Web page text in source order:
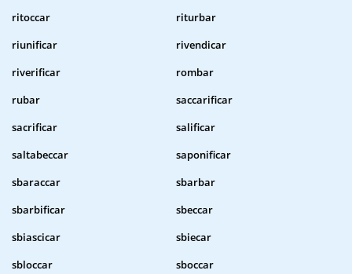
ritoccar
riturbar
riunificar
rivendicar
riverificar
rombar
rubar
saccarificar
sacrificar
salificar
saltabeccar
saponificar
sbaraccar
sbarbar
sbarbificar
sbeccar
sbiascicar
sbiecar
sbloccar
sboccar